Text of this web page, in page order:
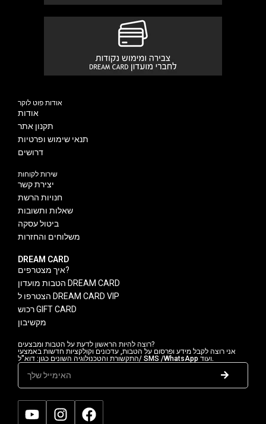
אודות פוט לוקר
אודות
תקנון אתר
תנאי שימוש ופרטיות
דרושים
שירות לקוחות
יצירת קשר
חנויות הרשת
שאלות ותשובות
ביטול עסקה
משלוחים והחזרות
DREAM CARD
איך מצטרפים?
הטבות מועדון DREAM CARD
הצטרפו ל DREAM CARD VIP
רכוש GIFT CARD
מקשיבון
רוצה להיות הראשון לדעת על הטבות ומבצעים?
אני רוצה לקבל מידע ופרסום על הטבות, עדכונים וקולקציות חדשות באמצעי
התקשורת והטכנולוגיה השונים כגון: דוא"ל/ SMS /WhatsApp ועוד.